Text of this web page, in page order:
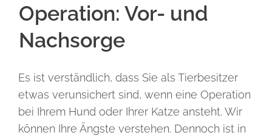
Operation: Vor- und
Nachsorge
Es ist verständlich, dass Sie als Tierbesitzer
etwas verunsichert sind, wenn eine Operation
bei Ihrem Hund oder Ihrer Katze ansteht. Wir
können Ihre Ängste verstehen. Dennoch ist in